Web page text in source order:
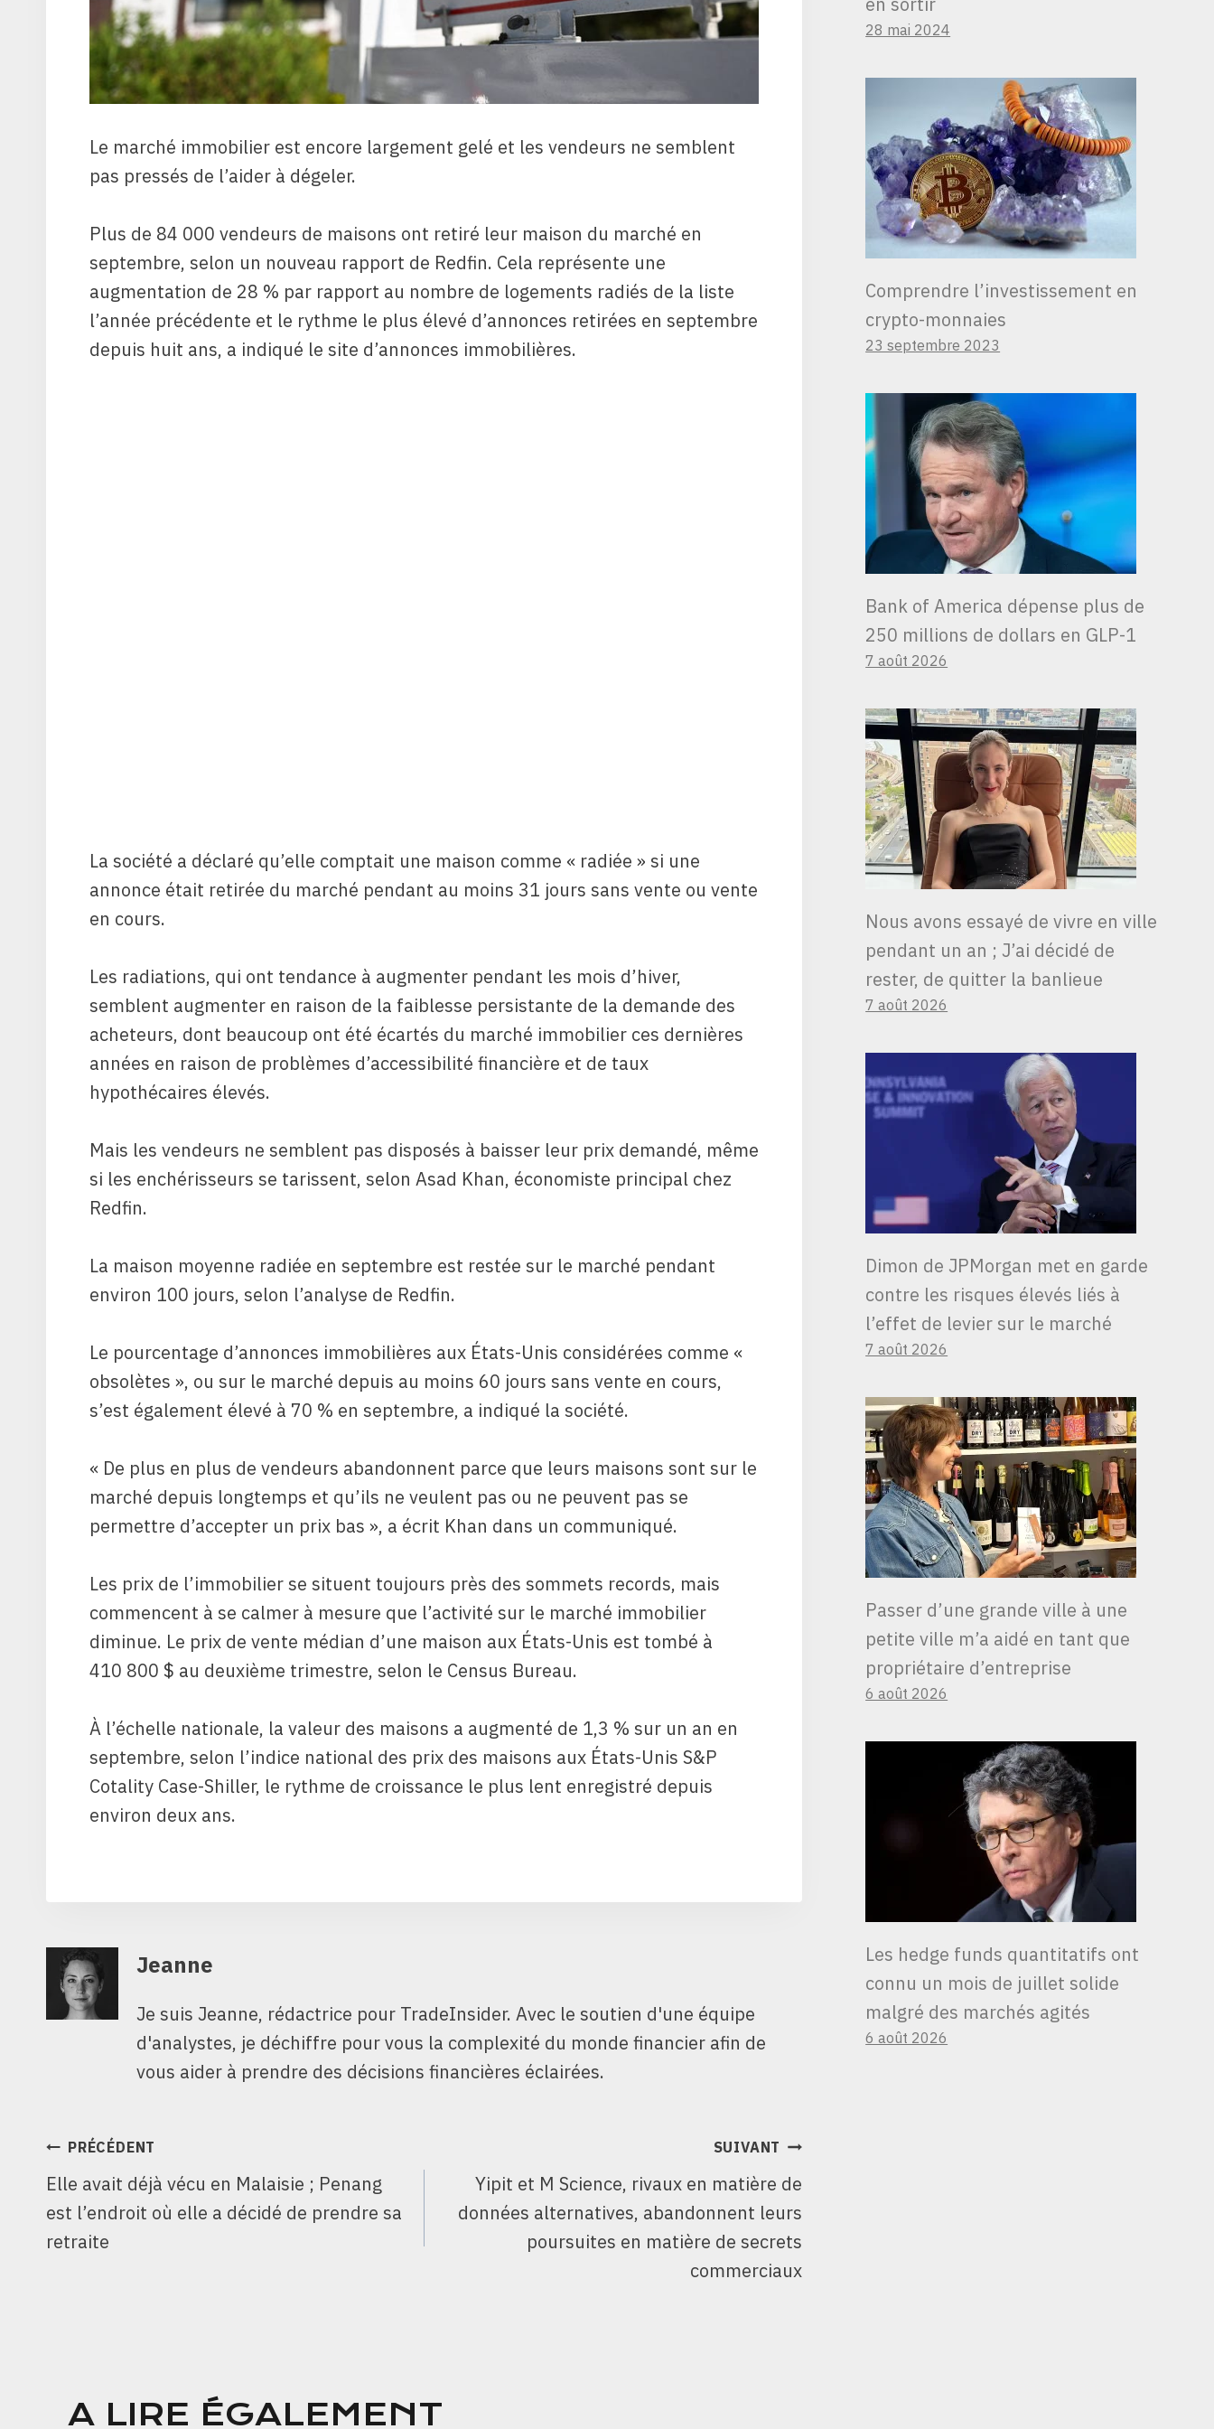
Le marché immobilier est encore largement gelé et les vendeurs ne semblent
pas pressés de l’aider à dégeler.
Plus de 84 000 vendeurs de maisons ont retiré leur maison du marché en
septembre, selon un nouveau rapport de Redfin. Cela représente une
augmentation de 28 % par rapport au nombre de logements radiés de la liste
l’année précédente et le rythme le plus élevé d’annonces retirées en septembre
depuis huit ans, a indiqué le site d’annonces immobilières.
La société a déclaré qu’elle comptait une maison comme « radiée » si une
annonce était retirée du marché pendant au moins 31 jours sans vente ou vente
en cours.
Les radiations, qui ont tendance à augmenter pendant les mois d’hiver,
semblent augmenter en raison de la faiblesse persistante de la demande des
acheteurs, dont beaucoup ont été écartés du marché immobilier ces dernières
années en raison de problèmes d’accessibilité financière et de taux
hypothécaires élevés.
Mais les vendeurs ne semblent pas disposés à baisser leur prix demandé, même
si les enchérisseurs se tarissent, selon Asad Khan, économiste principal chez
Redfin.
La maison moyenne radiée en septembre est restée sur le marché pendant
environ 100 jours, selon l’analyse de Redfin.
Le pourcentage d’annonces immobilières aux États-Unis considérées comme «
obsolètes », ou sur le marché depuis au moins 60 jours sans vente en cours,
s’est également élevé à 70 % en septembre, a indiqué la société.
« De plus en plus de vendeurs abandonnent parce que leurs maisons sont sur le
marché depuis longtemps et qu’ils ne veulent pas ou ne peuvent pas se
permettre d’accepter un prix bas », a écrit Khan dans un communiqué.
Les prix de l’immobilier se situent toujours près des sommets records, mais
commencent à se calmer à mesure que l’activité sur le marché immobilier
diminue. Le prix de vente médian d’une maison aux États-Unis est tombé à
410 800 $ au deuxième trimestre, selon le Census Bureau.
À l’échelle nationale, la valeur des maisons a augmenté de 1,3 % sur un an en
septembre, selon l’indice national des prix des maisons aux États-Unis S&P
Cotality Case-Shiller, le rythme de croissance le plus lent enregistré depuis
environ deux ans.
Jeanne
Je suis Jeanne, rédactrice pour TradeInsider. Avec le soutien d'une équipe
d'analystes, je déchiffre pour vous la complexité du monde financier afin de
vous aider à prendre des décisions financières éclairées.
NAVIGATION
DE
L’ARTICLE
PRÉCÉDENT
Elle avait déjà vécu en Malaisie ; Penang
est l’endroit où elle a décidé de prendre sa
retraite
SUIVANT
Yipit et M Science, rivaux en matière de
données alternatives, abandonnent leurs
poursuites en matière de secrets
commerciaux
A LIRE ÉGALEMENT
28 mai 2024
Comprendre l’investissement en
crypto-monnaies
23 septembre 2023
Bank of America dépense plus de
250 millions de dollars en GLP-1
7 août 2026
Nous avons essayé de vivre en ville
pendant un an ; J’ai décidé de
rester, de quitter la banlieue
7 août 2026
Dimon de JPMorgan met en garde
contre les risques élevés liés à
l’effet de levier sur le marché
7 août 2026
Passer d’une grande ville à une
petite ville m’a aidé en tant que
propriétaire d’entreprise
6 août 2026
Les hedge funds quantitatifs ont
connu un mois de juillet solide
malgré des marchés agités
6 août 2026